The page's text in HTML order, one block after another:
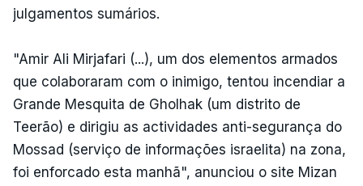
julgamentos sumários.
"Amir Ali Mirjafari (...), um dos elementos armados
que colaboraram com o inimigo, tentou incendiar a
Grande Mesquita de Gholhak (um distrito de
Teerão) e dirigiu as actividades anti-segurança do
Mossad (serviço de informações israelita) na zona,
foi enforcado esta manhã", anunciou o site Mizan